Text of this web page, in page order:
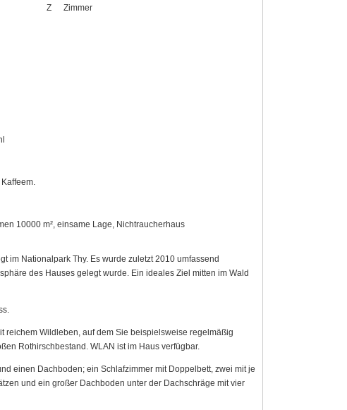
Z
Zimmer
10000 m², einsame Lage, Nichtraucherhaus
im Nationalpark Thy. Es wurde zuletzt 2010 umfassend
des Hauses gelegt wurde. Ein ideales Ziel mitten im Wald
reichem Wildleben, auf dem Sie beispielsweise regelmäßig
Rothirschbestand. WLAN ist im Haus verfügbar.
einen Dachboden; ein Schlafzimmer mit Doppelbett, zwei mit je
und ein großer Dachboden unter der Dachschräge mit vier